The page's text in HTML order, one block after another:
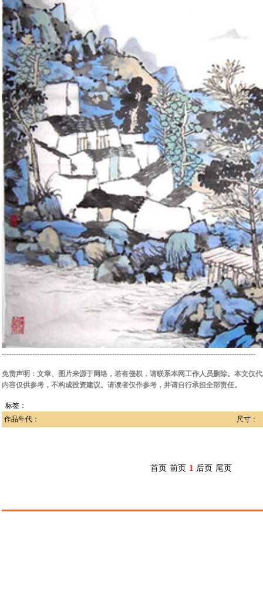
------------------------------------------------------------------------------------------------------------
免责声明：文章、图片来源于网络，若有侵权，请联系本网工作人员删除。本文仅
内容仅供参考，不构成投资建议。请读者仅作参考，并请自行承担全部责任。
标签：
作品年代：
尺寸：
首页 前页 1 后页 尾页